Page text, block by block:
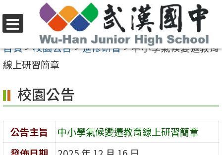
至
要
容
區
選
單
首頁>校園公告>進修研習>中小學氣候變遷教育
線上研習簡章
校園公告
公告主旨
中小學氣候變遷教育線上研習簡章